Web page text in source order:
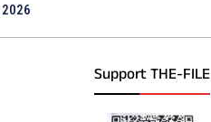
Support THE-FILE